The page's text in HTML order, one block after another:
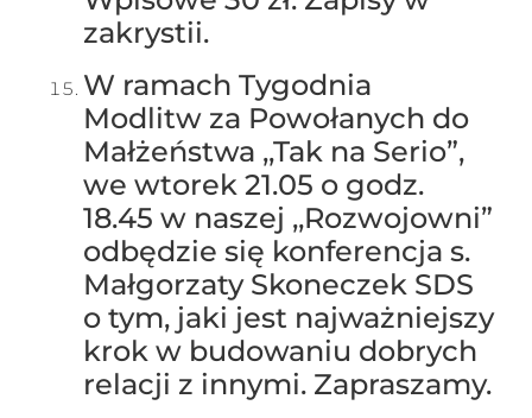
zakrystii.
W ramach Tygodnia
Modlitw za Powołanych do
Małżeństwa ,,Tak na Serio”,
we wtorek 21.05 o godz.
18.45 w naszej ,,Rozwojowni”
odbędzie się konferencja s.
Małgorzaty Skoneczek SDS
o tym, jaki jest najważniejszy
krok w budowaniu dobrych
relacji z innymi. Zapraszamy.